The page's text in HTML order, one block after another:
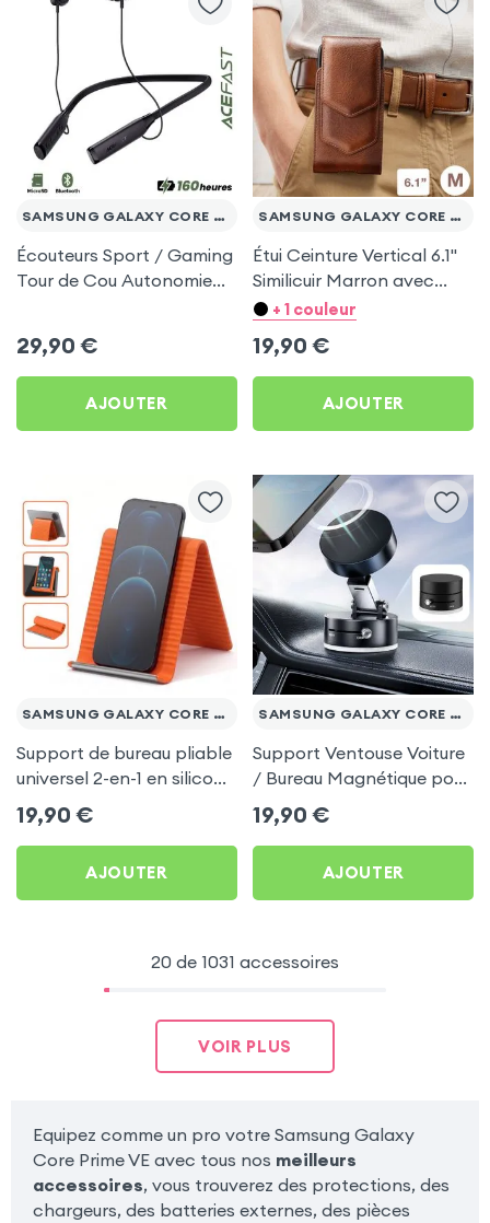
SAMSUNG GALAXY CORE PRIME VE
Écouteurs Sport / Gaming
Tour de Cou Autonomie
Prime VE
29,90 €
AJOUTER
SAMSUNG GALAXY CORE PRIME VE
Étui Ceinture Vertical 6.1''
Similicuir Marron avec
Porte carte pour Samsung
+ 1 couleur
19,90 €
AJOUTER
SAMSUNG GALAXY CORE PRIME VE
Support de bureau pliable
universel 2-en-1 en silicone
pour smartphone et
tablette - Orange
19,90 €
AJOUTER
SAMSUNG GALAXY CORE PRIME VE
Support Ventouse Voiture
/ Bureau Magnétique pour
Samsung Galaxy Core
Prime VE
19,90 €
AJOUTER
20 de 1031 accessoires
VOIR PLUS
Equipez comme un pro votre Samsung Galaxy
Core Prime VE avec tous nos meilleurs
accessoires, vous trouverez des protections, des
chargeurs, des batteries externes, des pièces